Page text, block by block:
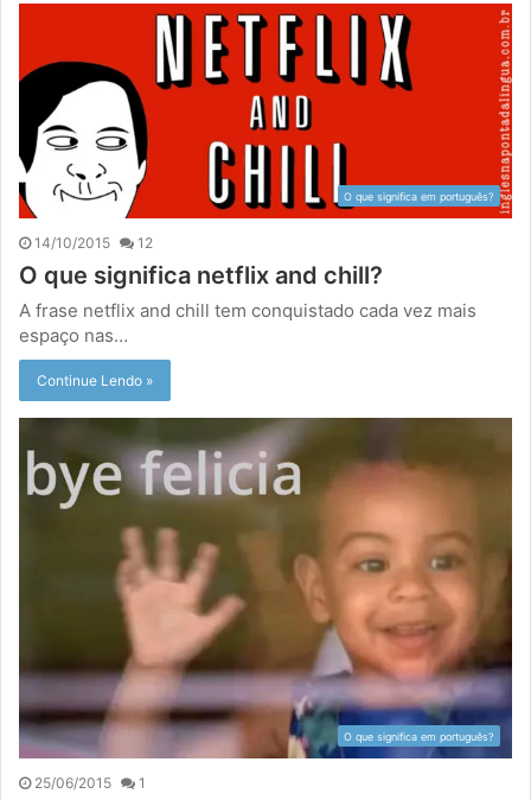
O que significa em português?
14/10/2015 12
O que significa netflix and chill?
A frase netflix and chill tem conquistado cada vez mais
espaço nas…
Continue Lendo »
O que significa em português?
25/06/2015 1